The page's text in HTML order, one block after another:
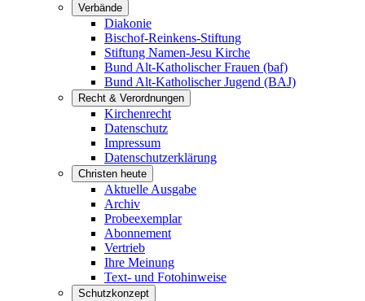
Verbände
Diakonie
Bischof-Reinkens-Stiftung
Stiftung Namen-Jesu Kirche
Bund Alt-Katholischer Frauen (baf)
Bund Alt-Katholischer Jugend (BAJ)
Recht & Verordnungen
Kirchenrecht
Datenschutz
Impressum
Datenschutzerklärung
Christen heute
Aktuelle Ausgabe
Archiv
Probeexemplar
Abonnement
Vertrieb
Ihre Meinung
Text- und Fotohinweise
Schutzkonzept